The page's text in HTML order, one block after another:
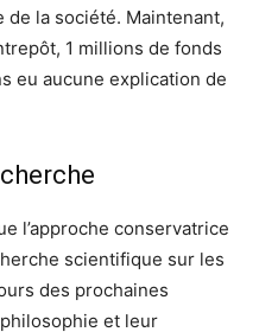
la société. Maintenant,
1 millions de fonds
eu aucune explication de
l’approche conservatrice
scientifique sur les
des prochaines
et leur